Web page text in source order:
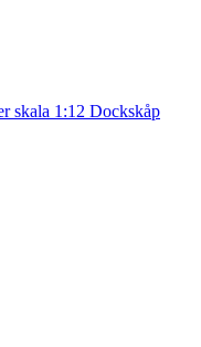
skala 1:12 Dockskåp